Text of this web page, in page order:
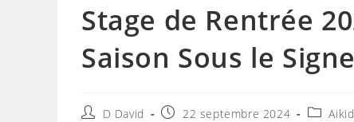
Stage de Rentrée
Saison Sous le
Auteur/autrice
D David
Publication
22 septembre 2024
Post